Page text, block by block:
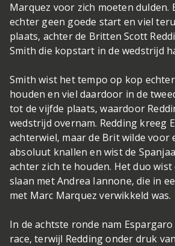
Marquez voor zich moeten dulden.
echter geen goede start en viel
plaats, achter de Britten Scott
Smith die kopstart in de wedstrijd
Smith wist het tempo op kop
houden en viel daardoor in de
tot de vijfde plaats, waardoor
wedstrijd overnam. Redding kreeg
achterwiel, maar de Brit wilde voor
absoluut knallen en wist de
achter zich te houden. Het duo
slaan met Andrea Iannone, die in
met Marc Marquez verwikkeld was.
In de achtste ronde nam
race, terwijl Redding onder druk